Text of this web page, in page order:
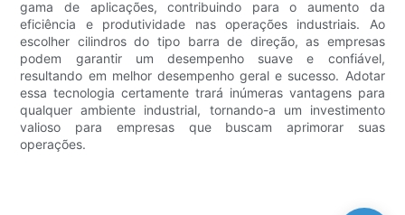
gama de aplicações, contribuindo para o aumento da
eficiência e produtividade nas operações industriais. Ao
escolher cilindros do tipo barra de direção, as empresas
podem garantir um desempenho suave e confiável,
resultando em melhor desempenho geral e sucesso. Adotar
essa tecnologia certamente trará inúmeras vantagens para
qualquer ambiente industrial, tornando-a um investimento
valioso para empresas que buscam aprimorar suas
operações.